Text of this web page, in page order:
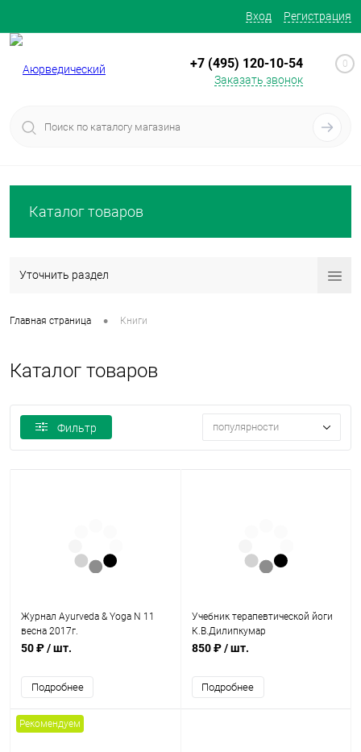
Вход Регистрация
+7 (495) 120-10-54
Заказать звонок
0
Каталог товаров
Уточнить раздел
Главная страница • Книги
Каталог товаров
Фильтр популярности
Журнал Ayurveda & Yoga N 11
весна 2017г.
50 ₽/ шт.
Подробнее
Учебник терапевтической йоги
К.В.Дилипкумар
850 ₽/ шт.
Подробнее
Рекомендуем